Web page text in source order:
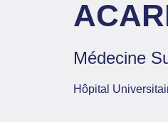
Médecine
Hôpital